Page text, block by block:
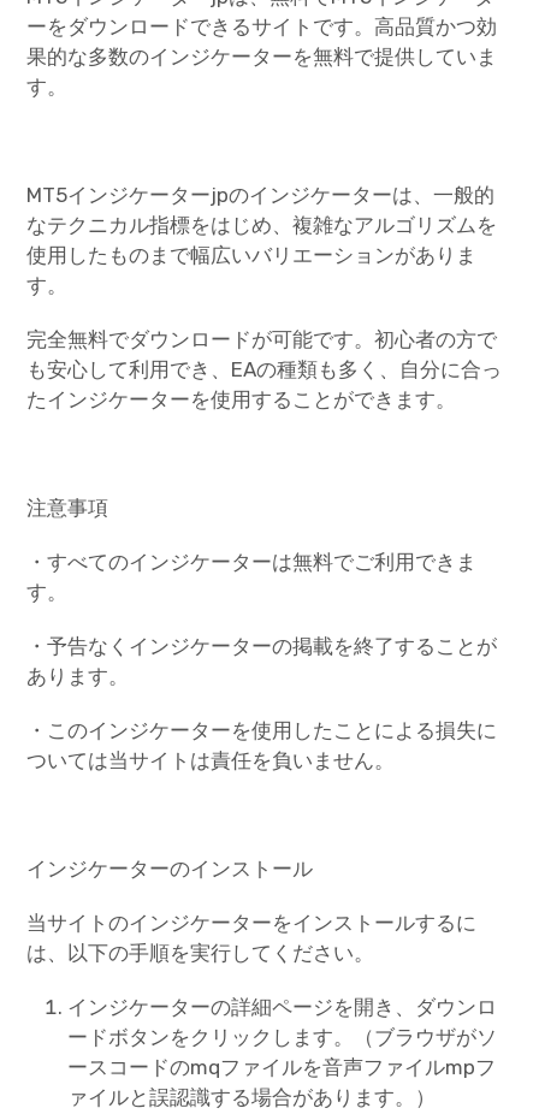
ーをダウンロードできるサイトです。高品質かつ効
果的な多数のインジケーターを無料で提供していま
す。
MT5インジケーターjpのインジケーターは、一般的
なテクニカル指標をはじめ、複雑なアルゴリズムを
使用したものまで幅広いバリエーションがありま
す。
完全無料でダウンロードが可能です。初心者の方で
も安心して利用でき、EAの種類も多く、自分に合っ
たインジケーターを使用することができます。
注意事項
・すべてのインジケーターは無料でご利用できま
す。
・予告なくインジケーターの掲載を終了することが
あります。
・このインジケーターを使用したことによる損失に
ついては当サイトは責任を負いません。
インジケーターのインストール
当サイトのインジケーターをインストールするに
は、以下の手順を実行してください。
インジケーターの詳細ページを開き、ダウンロ
ードボタンをクリックします。（ブラウザがソ
ースコードのmqファイルを音声ファイルmpフ
ァイルと誤認識する場合があります。）